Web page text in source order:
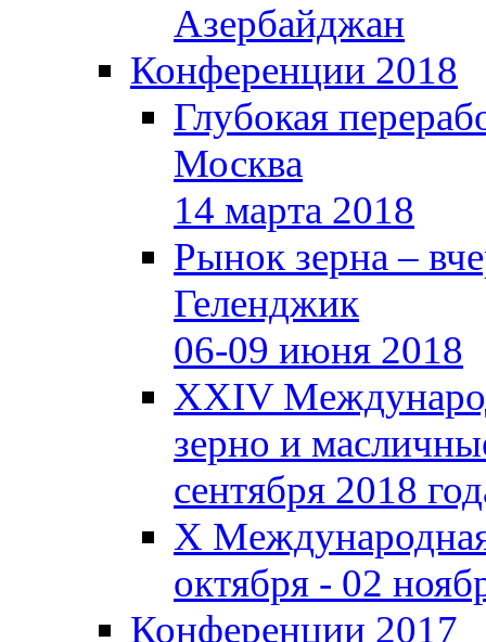
Азербайджан
Конференции 2018
Глубокая
Москва
14 марта 2018
Рынок зерна –
Геленджик
06-09 июня 2018
XXIV
зерно и
сентября 2018
X
октября - 02
Конференции 2017